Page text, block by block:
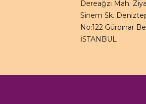
Dereağzı Mah.
Sinem Sk.
No:122 Gürpınar
İSTANBUL